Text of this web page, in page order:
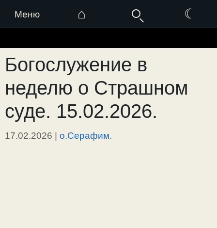
Меню ⌂ ☾
к
содержимому
Богослужение в
неделю о Страшном
суде. 15.02.2026.
17.02.2026 | о.Серафим.